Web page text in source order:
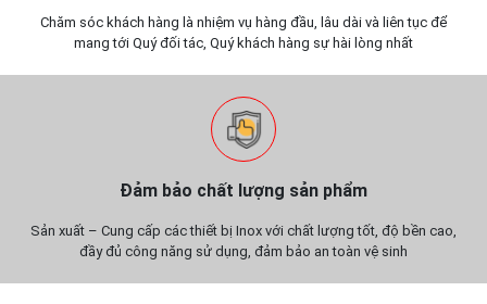
Chăm sóc khách hàng là nhiệm vụ hàng đầu, lâu dài và liên tục để
mang tới Quý đối tác, Quý khách hàng sự hài lòng nhất
Đảm bảo chất lượng sản phẩm
Sản xuất – Cung cấp các thiết bị Inox với chất lượng tốt, độ bền cao,
đầy đủ công năng sử dụng, đảm bảo an toàn vệ sinh